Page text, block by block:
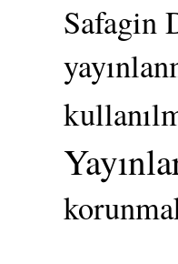
Safagin